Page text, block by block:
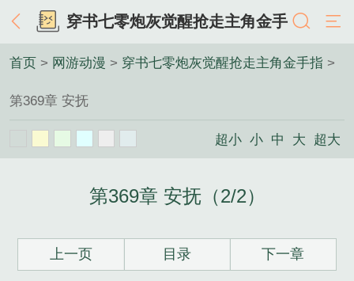
穿书七零炮灰觉醒抢走主角金手
首页 > 网游动漫 > 穿书七零炮灰觉醒抢走主角金手指 >
第369章 安抚
超小 小 中 大 超大
第369章 安抚（2/2）
上一页 目录 下一章